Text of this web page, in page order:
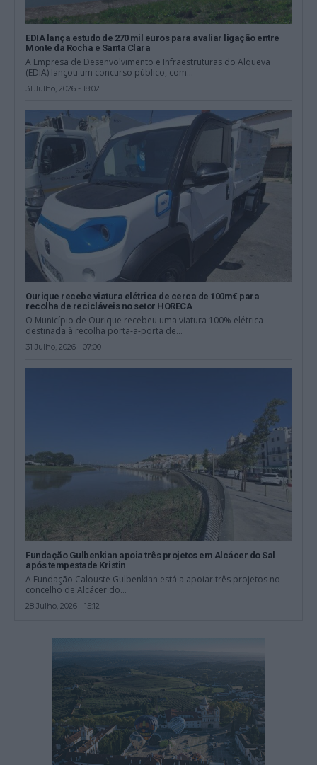
EDIA lança estudo de 270 mil euros para avaliar ligação entre
Monte da Rocha e Santa Clara
A Empresa de Desenvolvimento e Infraestruturas do Alqueva
(EDIA) lançou um concurso público, com...
31 Julho, 2026 - 18:02
Ourique recebe viatura elétrica de cerca de 100m€ para
recolha de recicláveis no setor HORECA
O Município de Ourique recebeu uma viatura 100% elétrica
destinada à recolha porta-a-porta de...
31 Julho, 2026 - 07:00
Fundação Gulbenkian apoia três projetos em Alcácer do Sal
após tempestade Kristin
A Fundação Calouste Gulbenkian está a apoiar três projetos no
concelho de Alcácer do...
28 Julho, 2026 - 15:12